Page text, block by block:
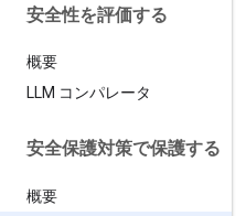
安全性を評価する
概要
LLM コンパレータ
安全保護対策で保護する
概要